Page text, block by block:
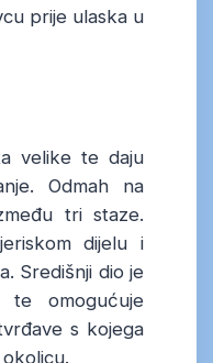
prije ulaska u
velike te daju
Odmah na
tri staze.
dijelu i
Središnji dio je
te omogućuje
s kojega